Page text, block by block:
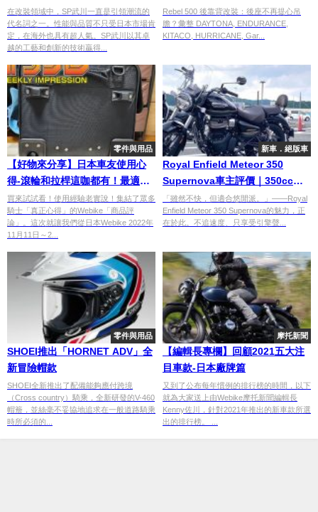
在改裝領域中，SP武川一直是引領潮流的
代名詞之一。性能與品質不只受日本市場肯
定，在海外也具有超人氣。SP武川以其卓
越的工藝和創新的技術贏得...
「獨享騎乘」，舒適與帥氣能否
兼得？｜台日車友評價匯總
Rebel 500 後靠背改裝：後座不再提心吊
膽？彙整 DAYTONA, ENDURANCE,
KITACO, HURRICANE, Gar...
零件與用品
【好物來分享】日本車友使用心
得-滾輪和拉桿這咖都有！最適合
過夜旅行的座墊包就是你了！
買來試試看！使用經驗老實說！集結了眾多
騎士「真正心得」的Webike「商品評
論」。這次就讓我們從日本Webike 2022年
11月11日～2...
新車．絕版車
Royal Enfield Meteor 350
Supernova車主評價｜350cc氣
冷單缸悠閒巡航魅力完整介紹
【Webike愛車精選】
「雖然不快，但適合悠閒派。」——Royal
Enfield Meteor 350 Supernova的魅力，正
在於此。不追速度、只享受引擎聲...
零件與用品
SHOEI推出「HORNET ADV」全
新冒險帽款
SHOEI全新推出了配備能夠應付跨境
（Cross country）騎乘，全新研發的V-460
帽簷，並絲毫不妥協地追求在一般道路騎乘
時所必須的...
摩托新聞
【編輯長專欄】回顧2021五大注
目車款-日本廠牌篇
又到了公布每年慣例的排行榜的時間，以下
就為大家送上由Webike摩托新聞編輯長
Kenny佐川，針對2021年推出的新車款所選
出的排行榜。 ...